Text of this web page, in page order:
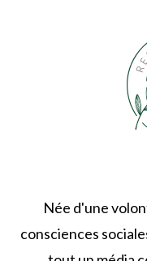
Née d'une
consciences